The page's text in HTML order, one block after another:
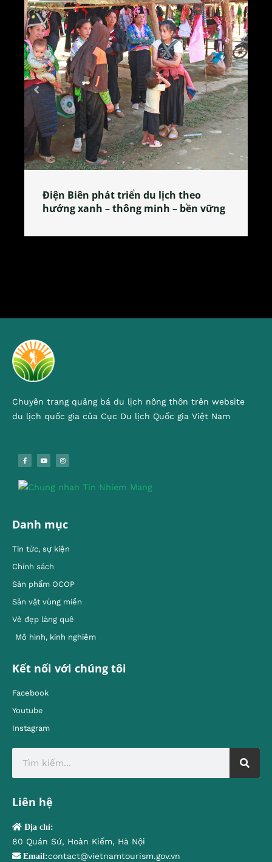
Làng làm bánh tẻ Phú Nhi – nơi lan
tỏa đặc sản xứ Đoài
Chuyên trang quảng bá du lịch nông thôn trên website
du lịch quốc gia của Cục Du lịch Quốc gia Việt Nam
Danh mục
Tin tức, sự kiện
Chính sách
Sản phẩm OCOP
Sản vật vùng miền
Vẻ đẹp làng quê
Mô hình, kinh nghiêm
Kết nối với chúng tôi
Facebook
Youtube
Instagram
Liên hệ
Địa chỉ:
80 Quán Sứ, Hoàn Kiếm, Hà Nội
Email:contact@vietnamtourism.gov.vn